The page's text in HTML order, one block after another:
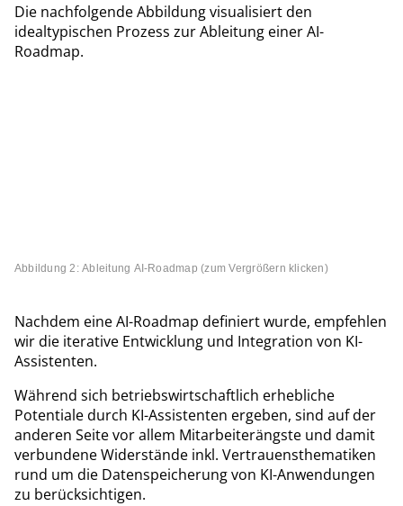
Die nachfolgende Abbildung visualisiert den
idealtypischen Prozess zur Ableitung einer AI-
Roadmap.
Abbildung 2: Ableitung AI-Roadmap (zum Vergrößern klicken)
Nachdem eine AI-Roadmap definiert wurde, empfehlen
wir die iterative Entwicklung und Integration von KI-
Assistenten.
Während sich betriebswirtschaftlich erhebliche
Potentiale durch KI-Assistenten ergeben, sind auf der
anderen Seite vor allem Mitarbeiterängste und damit
verbundene Widerstände inkl. Vertrauensthematiken
rund um die Datenspeicherung von KI-Anwendungen
zu berücksichtigen.